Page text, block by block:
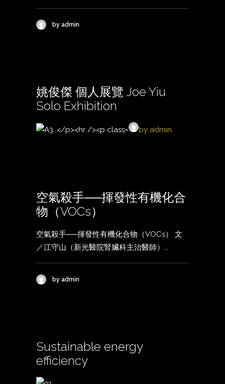
by admin
姚俊傑 個人展覽 Joe Yiu
Solo Exhibition
by admin
空氣殺手──揮發性有機化合
物（VOCs）
空氣殺手──揮發性有機化合物（VOCs） 文
／江守山（新光醫院腎臟科主治醫師）…
by admin
Sustainable energy
efficiency